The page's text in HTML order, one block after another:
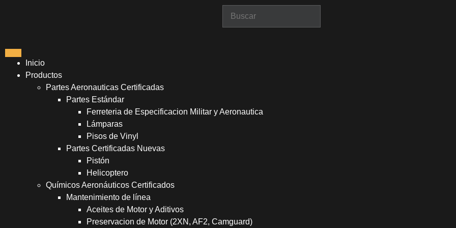
Inicio
Productos
Partes Aeronauticas Certificadas
Partes Estándar
Ferreteria de Especificacion Militar y Aeronautica
Lámparas
Pisos de Vinyl
Partes Certificadas Nuevas
Pistón
Helicoptero
Químicos Aeronáuticos Certificados
Mantenimiento de línea
Aceites de Motor y Aditivos
Preservacion de Motor (2XN, AF2, Camguard)